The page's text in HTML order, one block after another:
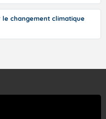
le changement climatique